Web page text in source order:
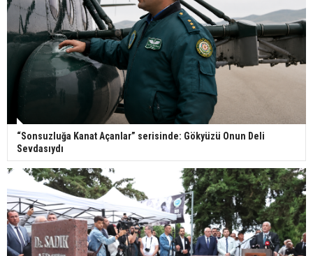
“Sonsuzluğa Kanat Açanlar” serisinde: Gökyüzü Onun Deli
Sevdasıydı